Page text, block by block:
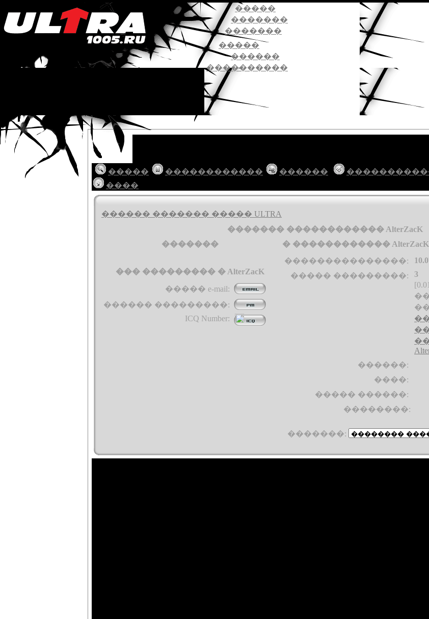
�����
�������
�������
�����
������
����������
����� ������������ ������
����
������ ������� ����� ULTRA
������� ������������ AlterZacK
�������
� ������������ AlterZacK
���������������:
����� ���������:
3
������:
����:
����� ������:
��������:
��� ��������� � AlterZacK
����� e-mail:
������ ���������:
ICQ Number:
�������: